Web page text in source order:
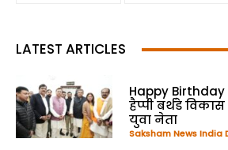
LATEST ARTICLES
Happy Birthday
हैप्पी बर्थडे विकास
युवा नेता
Saksham News India